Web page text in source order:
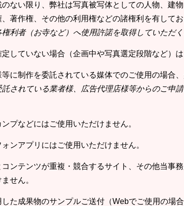
ない限り、弊社は写真被写体としての人物、建
著作権、その他の利用権などの諸権利を有してお
利者（お寺など）へ使用許諾を取得していただ
していない場合（企画中や写真選定段階など）は
に制作を委託されている媒体でのご使用の場合、
託されている業者様、広告代理店様等からのご申
プなどにはご使用いただけません。
ンアプリにはご使用いただけません。
ンテンツが重複・競合するサイト、その他当事
せん。
た成果物のサンプルご送付（Webでご使用の場